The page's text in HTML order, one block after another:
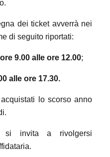
dei ticket avverrà nei
di seguito riportati:
9.00 alle ore 12.00;
alle ore 17.30.
lo scorso anno
si invita a rivolgersi